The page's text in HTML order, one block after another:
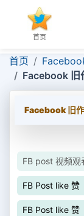
首页
首页
Facebook 旧
Facebook 旧
FB post 视频观
FB Post like 赞
FB Post like 赞